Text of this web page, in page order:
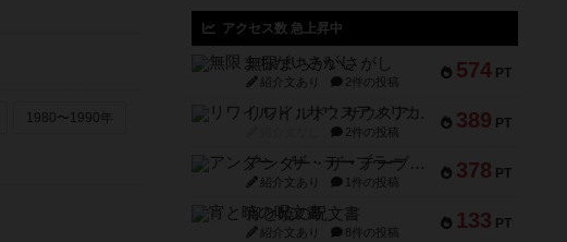
1980〜1990年
アクセス数 急上昇中
574 PT
無限まちがいさがし
紹介文あり 2件の投稿
389 PT
リワイルド：サウスアメリカ
2件の投稿
378 PT
アンダー・ザ・テーブラー
紹介文あり 1件の投稿
133 PT
宵と暁の呪文書
紹介文あり 8件の投稿